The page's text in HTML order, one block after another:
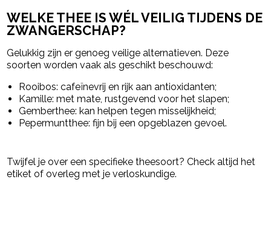
WELKE THEE IS WÉL VEILIG TIJDENS DE
ZWANGERSCHAP?
Gelukkig zijn er genoeg veilige alternatieven. Deze
soorten worden vaak als geschikt beschouwd:
Rooibos: cafeïnevrij en rijk aan antioxidanten;
Kamille: met mate, rustgevend voor het slapen;
Gemberthee: kan helpen tegen misselijkheid;
Pepermuntthee: fijn bij een opgeblazen gevoel.
Twijfel je over een specifieke theesoort? Check altijd het
etiket of overleg met je verloskundige.